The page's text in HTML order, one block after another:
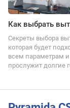
Как выбрать
Секреты выбора
которая будет
всем параметрам и
прослужит долгие